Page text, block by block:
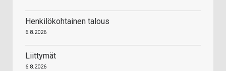
Henkilökohtainen talous
6.8.2026
Liittymät
6.8.2026